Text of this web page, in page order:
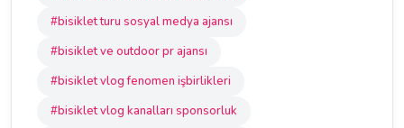
#bisiklet turu sosyal medya ajansı
#bisiklet ve outdoor pr ajansı
#bisiklet vlog fenomen işbirlikleri
#bisiklet vlog kanalları sponsorluk